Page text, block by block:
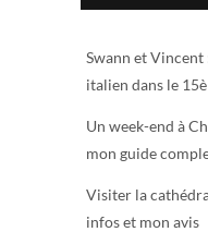
Swann et
italien dans le 15è
Un week-end à
mon guide
Visiter la
infos et mon avis